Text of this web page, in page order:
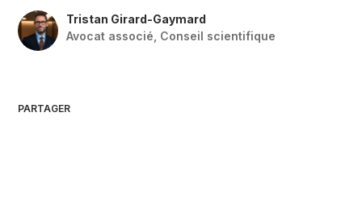
Tristan Girard-Gaymard
Avocat associé Conseil scientifique
PARTAGER